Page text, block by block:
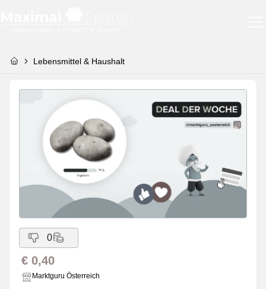
Lebensmittel & Haushalt
0
€ 0,40
Marktguru Österreich